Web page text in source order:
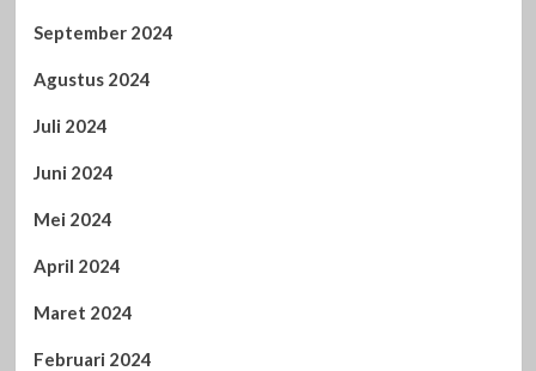
September 2024
Agustus 2024
Juli 2024
Juni 2024
Mei 2024
April 2024
Maret 2024
Februari 2024